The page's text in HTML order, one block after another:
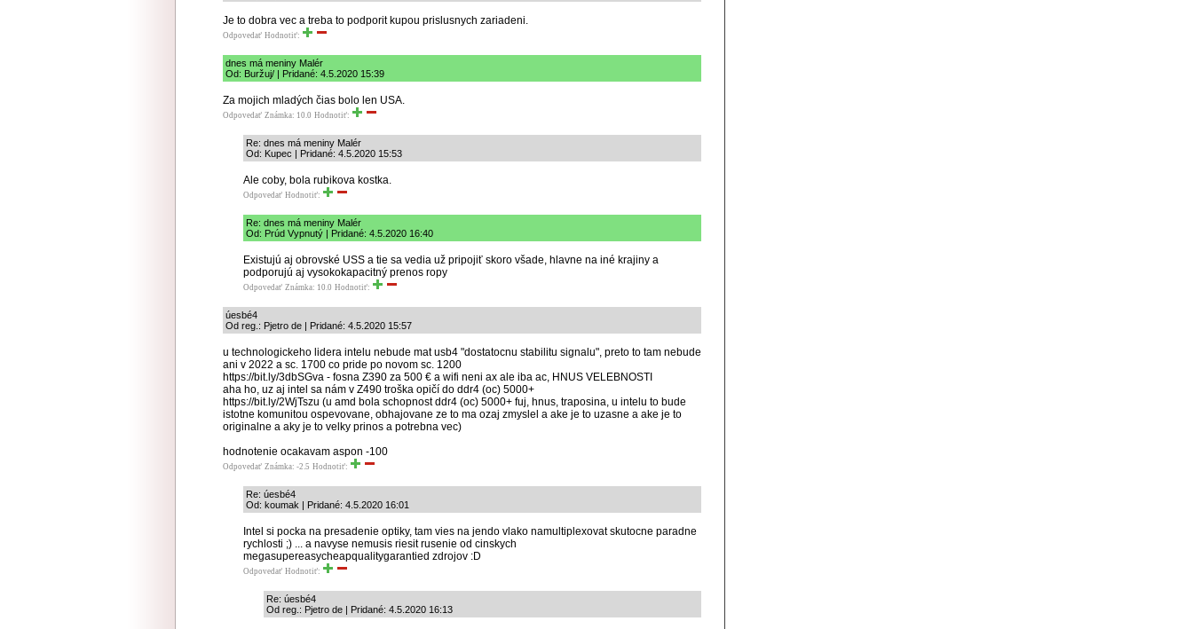
Je to dobra vec a treba to podporit kupou prislusnych zariadeni.
Odpovedať Hodnotiť:
dnes má meniny Malér
Od: Buržuj/ | Pridané: 4.5.2020 15:39
Za mojich mladých čias bolo len USA.
Odpovedať Známka: 10.0 Hodnotiť:
Re: dnes má meniny Malér
Od: Kupec | Pridané: 4.5.2020 15:53
Ale coby, bola rubikova kostka.
Odpovedať Hodnotiť:
Re: dnes má meniny Malér
Od: Prúd Vypnutý | Pridané: 4.5.2020 16:40
Existujú aj obrovské USS a tie sa vedia už pripojiť skoro všade, hlavne na iné krajiny a
podporujú aj vysokokapacitný prenos ropy
Odpovedať Známka: 10.0 Hodnotiť:
úesbé4
Od reg.: Pjetro de | Pridané: 4.5.2020 15:57
u technologickeho lidera intelu nebude mat usb4 "dostatocnu stabilitu signalu", preto to tam nebude
ani v 2022 a sc. 1700 co pride po novom sc. 1200
https://bit.ly/3dbSGva - fosna Z390 za 500 € a wifi neni ax ale iba ac, HNUS VELEBNOSTI
aha ho, uz aj intel sa nám v Z490 troška opičí do ddr4 (oc) 5000+
https://bit.ly/2WjTszu (u amd bola schopnost ddr4 (oc) 5000+ fuj, hnus, traposina, u intelu to bude
istotne komunitou ospevovane, obhajovane ze to ma ozaj zmyslel a ake je to uzasne a ake je to
originalne a aky je to velky prinos a potrebna vec)
hodnotenie ocakavam aspon -100
Odpovedať Známka: -2.5 Hodnotiť:
Re: úesbé4
Od: koumak | Pridané: 4.5.2020 16:01
Intel si pocka na presadenie optiky, tam vies na jendo vlako namultiplexovat skutocne paradne
rychlosti ;) ... a navyse nemusis riesit rusenie od cinskych
megasupereasycheapqualitygarantied zdrojov :D
Odpovedať Hodnotiť:
Re: úesbé4
Od reg.: Pjetro de | Pridané: 4.5.2020 16:13